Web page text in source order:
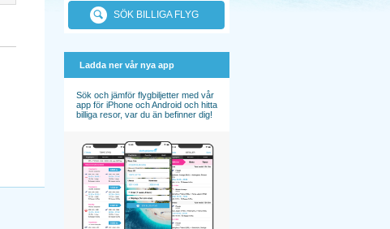
SÖK BILLIGA FLYG
Ladda ner vår nya app
Sök och jämför flygbiljetter med vår
app för iPhone och Android och hitta
billiga resor, var du än befinner dig!